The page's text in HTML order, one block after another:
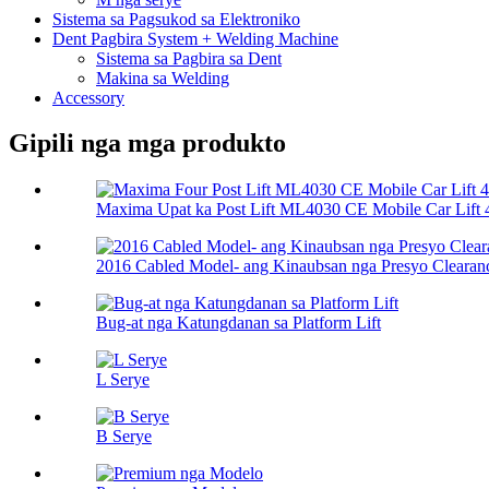
Sistema sa Pagsukod sa Elektroniko
Dent Pagbira System + Welding Machine
Sistema sa Pagbira sa Dent
Makina sa Welding
Accessory
Gipili nga mga produkto
Maxima Upat ka Post Lift ML4030 CE Mobile Car Lift
2016 Cabled Model- ang Kinaubsan nga Presyo
Bug-at nga Katungdanan sa Platform Lift
L Serye
B Serye